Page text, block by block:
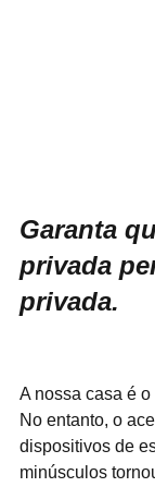
Garanta
privada
privada.
A nossa casa é
No entanto, o
dispositivos de
minúsculos